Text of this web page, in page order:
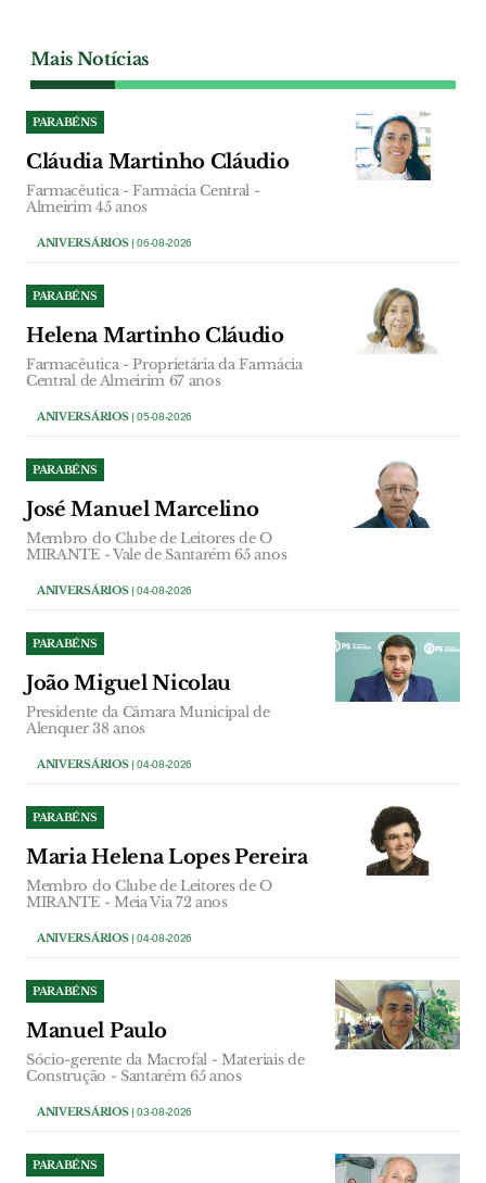
Mais Notícias
PARABÉNS
Cláudia Martinho Cláudio
Farmacêutica - Farmácia Central -
Almeirim 45 anos
ANIVERSÁRIOS| 06-08-2026
PARABÉNS
Helena Martinho Cláudio
Farmacêutica - Proprietária da Farmácia
Central de Almeirim 67 anos
ANIVERSÁRIOS| 05-08-2026
PARABÉNS
José Manuel Marcelino
Membro do Clube de Leitores de O
MIRANTE - Vale de Santarém 65 anos
ANIVERSÁRIOS| 04-08-2026
PARABÉNS
João Miguel Nicolau
Presidente da Câmara Municipal de
Alenquer 38 anos
ANIVERSÁRIOS| 04-08-2026
PARABÉNS
Maria Helena Lopes Pereira
Membro do Clube de Leitores de O
MIRANTE - Meia Via 72 anos
ANIVERSÁRIOS| 04-08-2026
PARABÉNS
Manuel Paulo
Sócio-gerente da Macrofal - Materiais de
Construção - Santarém 65 anos
ANIVERSÁRIOS| 03-08-2026
PARABÉNS